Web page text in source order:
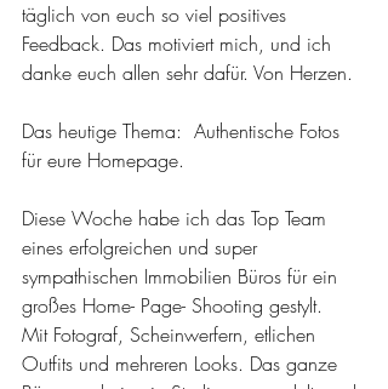
täglich von euch so viel positives
Feedback. Das motiviert mich, und ich
danke euch allen sehr dafür. Von Herzen.
Das heutige Thema:  Authentische Fotos
für eure Homepage.
Diese Woche habe ich das Top Team
eines erfolgreichen und super
sympathischen Immobilien Büros für ein
großes Home- Page- Shooting gestylt.
Mit Fotograf, Scheinwerfern, etlichen
Outfits und mehreren Looks. Das ganze